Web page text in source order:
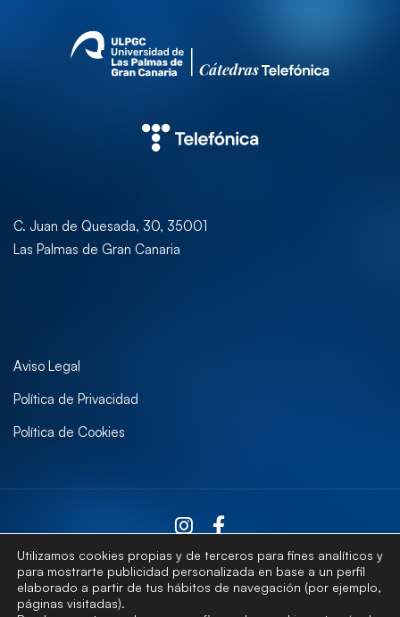
C. Juan de Quesada, 30, 35001
Las Palmas de Gran Canaria
Aviso Legal
Política de Privacidad
Política de Cookies
Contactar
Utilizamos cookies propias y de terceros para fines analíticos y
para mostrarte publicidad personalizada en base a un perfil
elaborado a partir de tus hábitos de navegación (por ejemplo,
páginas visitadas).